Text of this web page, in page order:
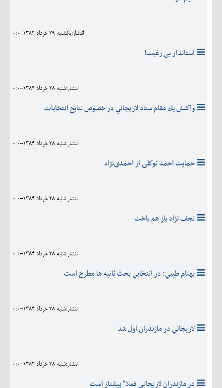
انتشار:يکشنبه 29 خرداد 1384-0:0
استاندار بی رغبت!
انتشار:شنبه 28 خرداد 1384-0:0
واكنش يك مقام ستاد لاريجاني در خصوص نتايج انتخابات
انتشار:شنبه 28 خرداد 1384-0:0
حمایت احمد توكلی از احمدی‌نژاد
انتشار:شنبه 28 خرداد 1384-0:0
نجف نژاد باز هم باخت
انتشار:شنبه 28 خرداد 1384-0:0
بهنام طيبي: در انتخابي بحث ثانيه ها مطرح است
انتشار:شنبه 28 خرداد 1384-0:0
لاريجاني در مازندران اول شد
انتشار:شنبه 28 خرداد 1384-0:0
در مازندران لاریجانی فعلا" پیشتاز است